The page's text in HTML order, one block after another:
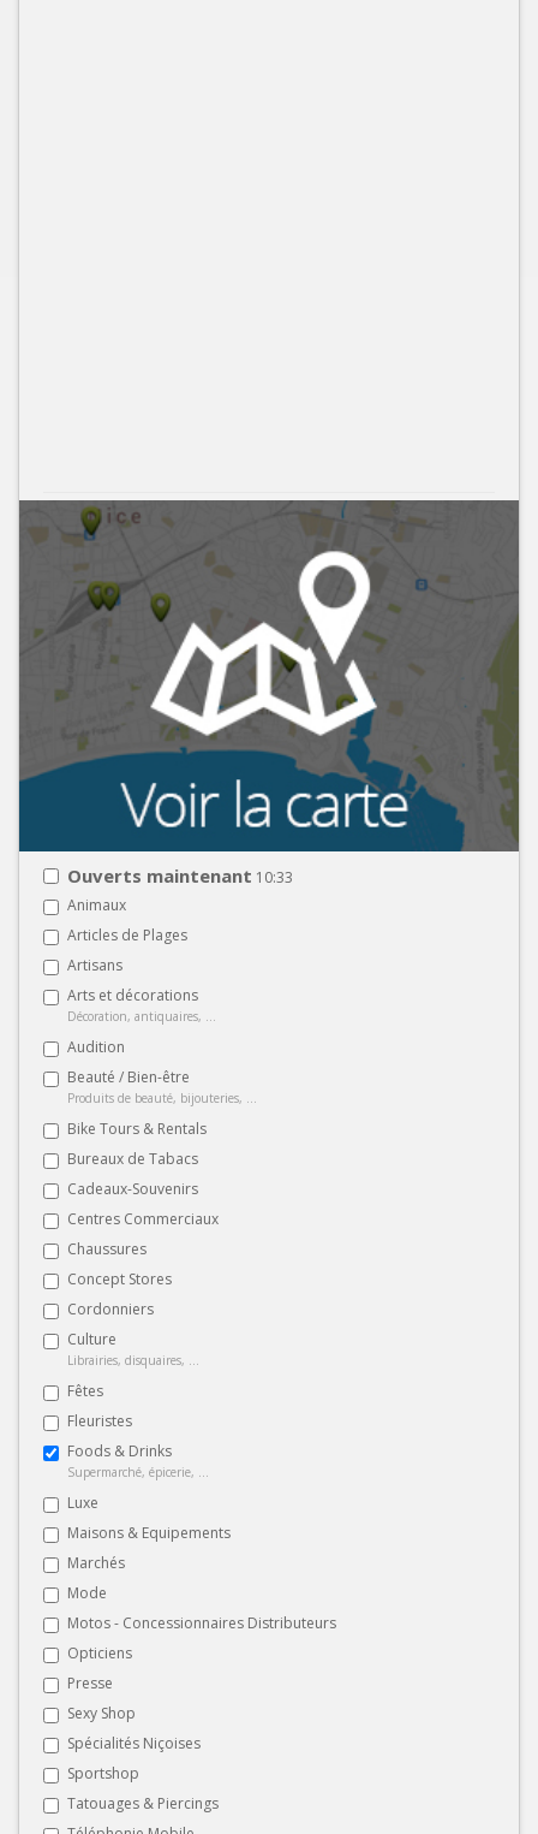
Ouverts maintenant 10:33
Animaux
Articles de Plages
Artisans
Arts et décorations
Décoration, antiquaires, ...
Audition
Beauté / Bien-être
Produits de beauté, bijouteries, ...
Bike Tours & Rentals
Bureaux de Tabacs
Cadeaux-Souvenirs
Centres Commerciaux
Chaussures
Concept Stores
Cordonniers
Culture
Librairies, disquaires, ...
Fêtes
Fleuristes
Foods & Drinks
Supermarché, épicerie, ...
Luxe
Maisons & Equipements
Marchés
Mode
Motos - Concessionnaires Distributeurs
Opticiens
Presse
Sexy Shop
Spécialités Niçoises
Sportshop
Tatouages & Piercings